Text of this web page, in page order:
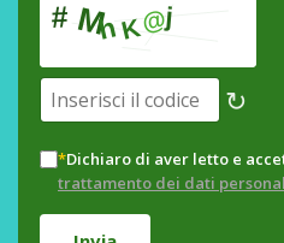
↻
*Dichiaro di aver letto e
trattamento dei dati